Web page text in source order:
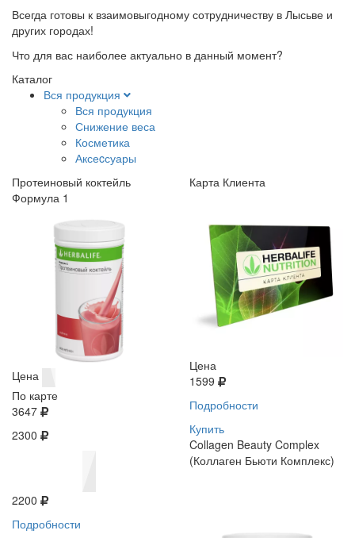
Всегда готовы к взаимовыгодному сотрудничеству в Лысьве и
других городах!
Что для вас наиболее актуально в данный момент?
Каталог
Вся продукция
Вся продукция
Снижение веса
Косметика
Аксеcсуары
Протеиновый коктейль
Формула 1
Цена
По карте
3647
2300
2200
Подробности
Карта Клиента
Цена
1599
Подробности
Купить
Collagen Beauty Complex
(Коллаген Бьюти Комплекс)